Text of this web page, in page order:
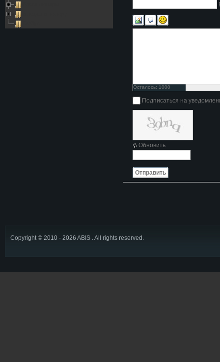
Осталось: 1000
символов
Подписаться на
Обновить
Отправить
Copyright © 2010 - 2026 ABIS . All rights reserved.